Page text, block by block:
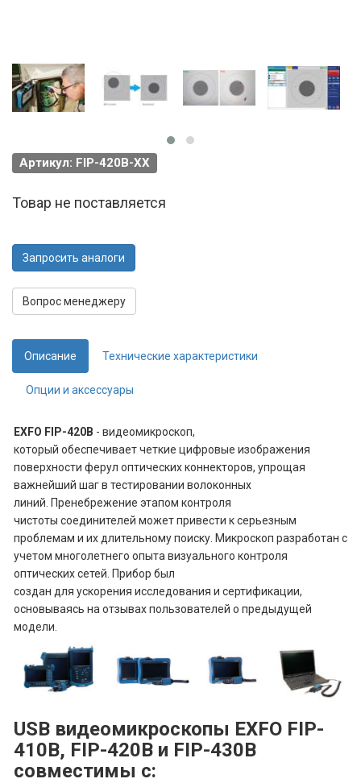
Артикул: FIP-420B-XX
Товар не поставляется
Запросить аналоги
Вопрос менеджеру
Описание Технические характеристики
Опции и аксессуары
EXFO FIP-420B - видеомикроскоп,
который обеспечивает четкие цифровые изображения
поверхности ферул оптических коннекторов, упрощая
важнейший шаг в тестировании волоконных
линий. Пренебрежение этапом контроля
чистоты соединителей может привести к серьезным
проблемам и их длительному поиску. Микроскоп разработан с
учетом многолетнего опыта визуального контроля
оптических сетей. Прибор был
создан для ускорения исследования и сертификации,
основываясь на отзывах пользователей о предыдущей
модели.
USB видеомикроскопы EXFO FIP-
410B, FIP-420B и FIP-430B
совместимы с: